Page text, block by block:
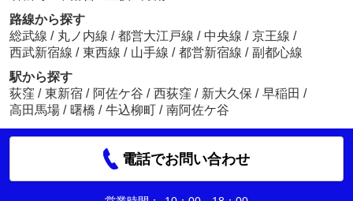
路線から探す
総武線 / 丸ノ内線 / 都営大江戸線 / 中央線 / 京王線 /
西武新宿線 / 東西線 / 山手線 / 都営新宿線 / 副都心線
駅から探す
荻窪 / 東新宿 / 阿佐ケ谷 / 西荻窪 / 新大久保 / 早稲田 /
高田馬場 / 曙橋 / 牛込柳町 / 南阿佐ケ谷
電話でお問い合わせ